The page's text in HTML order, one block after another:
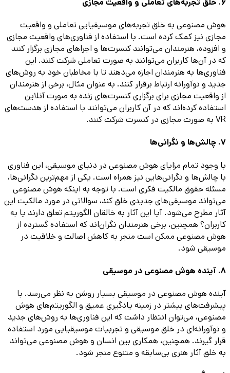
هوش مصنوعی به خلق تجربه‌های موسیقیایی تعاملی و واقعیت
مجازی نیز کمک کرده است. با استفاده از فناوری‌های واقعیت مجازی
و افزوده، هنرمندان می‌توانند کنسرت‌ها و اجراهای مجازی برگزار کنند
که در آن‌ها کاربران می‌توانند به صورت تعاملی شرکت کنند. این
فناوری‌ها به هنرمندان اجازه می‌دهند تا با مخاطبان خود به روش‌های
جدید و نوآورانه ارتباط برقرار کنند. به عنوان مثال، برخی از هنرمندان
از واقعیت مجازی برای برگزاری کنسرت‌های زنده به صورت آنلاین
استفاده کرده‌اند که در آن کاربران می‌توانند با استفاده از هدست‌های
VR به صورت مجازی در کنسرت شرکت کنند.
7. چالش‌ها و نگرانی‌ها
با وجود تمام مزایای هوش مصنوعی در دنیای موسیقی، این فناوری
با چالش‌ها و نگرانی‌هایی نیز همراه است. یکی از مهم‌ترین نگرانی‌ها،
مسئله حقوق مالکیت فکری است. با توجه به اینکه هوش مصنوعی
می‌تواند موسیقی‌های جدیدی خلق کند، سوالاتی در مورد مالکیت این
آثار مطرح می‌شود. آیا این آثار به خالقان الگوریتم تعلق دارند یا به
کاربران؟ همچنین، برخی هنرمندان نگران‌اند که استفاده گسترده از
هوش مصنوعی ممکن است منجر به کاهش اصالت و خلاقیت در
موسیقی شود.
8. آینده هوش مصنوعی در موسیقی
آینده هوش مصنوعی در موسیقی بسیار روشن به نظر می‌رسد. با
پیشرفت‌های بیشتر در زمینه یادگیری عمیق و الگوریتم‌های هوش
مصنوعی، می‌توان انتظار داشت که این فناوری‌ها به روش‌های جدید
و نوآورانه‌ای در خلق موسیقی و تجربیات موسیقیایی مورد استفاده
قرار گیرند. همچنین، همکاری بین انسان و هوش مصنوعی می‌تواند
به خلق آثار هنری بی‌سابقه و متنوع منجر شود.